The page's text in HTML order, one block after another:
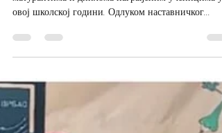
12.06. одржана је свечана додела сведочанстава
овој школској години. Одлуком наставничког...